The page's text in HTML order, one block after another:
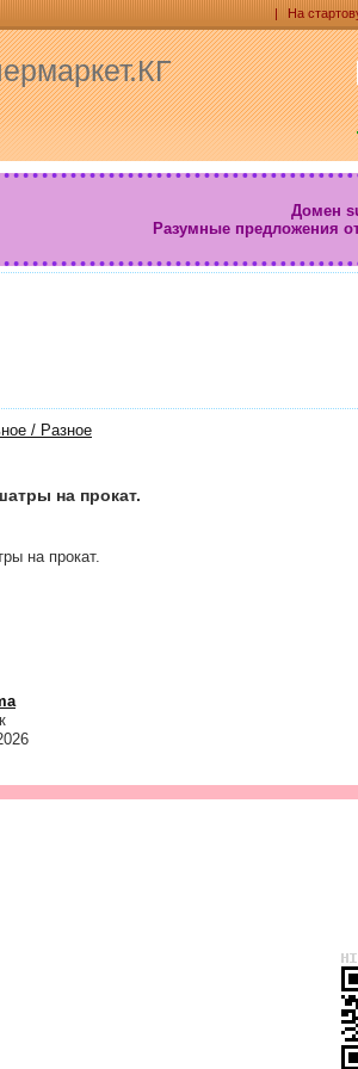
| На
Домен
Разумные предложения
/ Разное
на прокат.
на прокат.